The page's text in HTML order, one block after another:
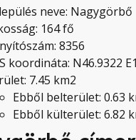
neve: Nagygörbő
164 fő
8356
koordináta: N46.9322
7.45 km2
Ebből belterület: 0.63
Ebből külterület: 6.82